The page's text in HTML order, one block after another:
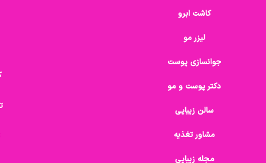
کاشت ابرو
لیزر مو
جوانسازی پوست
دکتر پوست و مو
سالن زیبایی
مشاور تغذیه
مجله زیبایی